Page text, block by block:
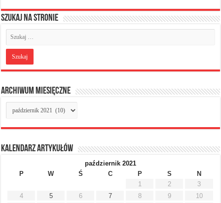
Szukaj na stronie
Archiwum miesięczne
Archiwum
miesięczne
Kalendarz artykułów
październik 2021
P
W Ś C P S
N
1
2
3
4
5 6 7 8 9
10